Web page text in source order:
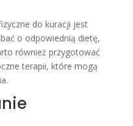
do kuracji jest
o odpowiednią dietę,
również przygotować
terapii, które mogą